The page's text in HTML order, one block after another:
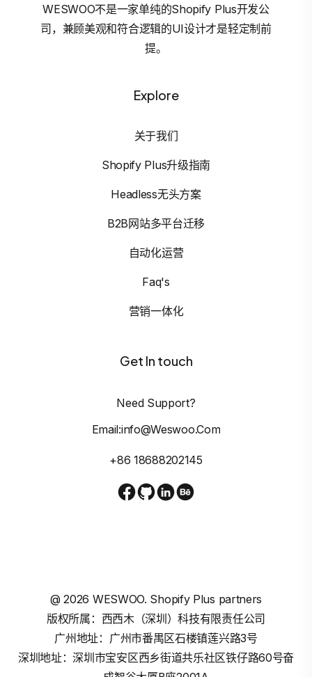
WESWOO不是一家单纯的Shopify Plus开发公
司，兼顾美观和符合逻辑的UI设计才是轻定制前
提。
Explore
关于我们
Shopify Plus升级指南
Headless无头方案
B2B网站多平台迁移
自动化运营
Faq's
营销一体化
Get In touch
Need Support?
Email:info@weswoo.com
+86 18688202145
@2026 WESWOO. Shopify Plus partners
版权所属：西西木（深圳）科技有限责任公司
广州地址：广州市番禺区石楼镇莲兴路3号
深圳地址：深圳市宝安区西乡街道共乐社区铁仔路60号奋